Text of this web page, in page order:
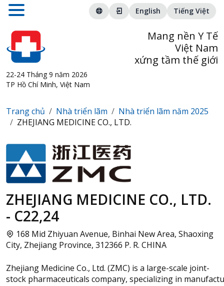
English Tiếng Việt
22-24 Tháng 9 năm 2026
TP Hồ Chí Minh, Việt Nam
Mang nền Y Tế
Việt Nam
xứng tầm thế giới
Trang chủ Nhà triển lãm
Nhà triển lãm năm 2025
ZHEJIANG MEDICINE CO., LTD.
ZHEJIANG MEDICINE CO., LTD.
- C22,24
168 Mid Zhiyuan Avenue, Binhai New Area, Shaoxing
City, Zhejiang Province, 312366 P. R. CHINA
Zhejiang Medicine Co., Ltd. (ZMC) is a large-scale joint-
stock pharmaceuticals company, specializing in